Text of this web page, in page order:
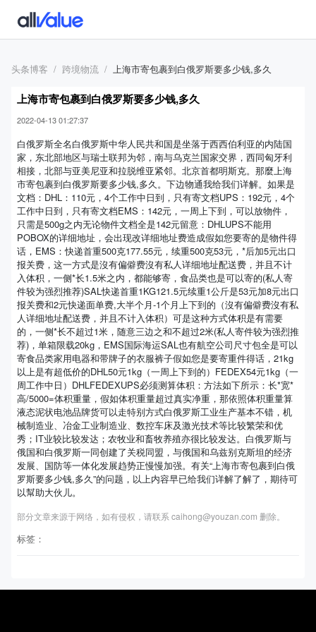
头条博客 跨境物流 上海市寄包裹到白俄罗斯要多少钱,多久
上海市寄包裹到白俄罗斯要多少钱,多久
2022-04-13 01:27:37
白俄罗斯全名白俄罗斯中华人民共和国是坐落于西西伯利亚的内陆国
家，东北部地区与瑞士联邦为邻，南与乌克兰国家交界，西同匈牙利
相接，北部与亚美尼亚和拉脱维亚紧邻。北京首都明斯克。那麼上海
市寄包裹到白俄罗斯要多少钱,多久。下边物通我给我们详解。如果是
文档：DHL：110元，4个工作中日到，只有寄文档UPS：192元，4个
工作中日到，只有寄文档EMS：142元，一周上下到，可以放物件，
只需是500g之内无论物件文档全是142元留意：DHLUPS不能用
POBOX的详细地址，会出现改详细地址费造成假如您要寄的是物件得
话，EMS：快递首重500克177.55元，续重500克53元，*后加5元出口
报关费，这一方式是沒有偏僻费沒有私人详细地址配送费，并且不计
入体积，一侧*长1.5米之内，都能够寄，食品类也是可以寄的(私人寄
件较为强烈推荐)SAL快递首重1KG121.5元续重1公斤是53元加8元出口
报关费和2元快递面单费,大半个月-1个月上下到的（沒有偏僻费沒有私
人详细地址配送费，并且不计入体积）可是这种方式体积是有需要
的，一侧*长不超过1米，随意三边之和不超过2米(私人寄件较为强烈推
荐)，单箱限载20kg，EMS国际海运SAL也有航空公司尺寸包全是可以
寄食品类家用电器和带牌子的衣服裤子假如您是要寄重件得话，21kg
以上是有超低价的DHL50元1kg（一周上下到的）FEDEX54元1kg（一
周工作中日）DHLFEDEXUPS必须测算体积：方法如下所示：长*宽*
高/5000=体积重量，假如体积重量超过真实净重，那依照体积重量算
液态泥状电池品牌货可以走特别方式白俄罗斯工业生产基本不错，机
械制造业、冶金工业制造业、数控车床及激光技术等比较繁荣和优
秀；IT业较比较发达；农牧业和畜牧养殖亦很比较发达。白俄罗斯与
俄国和白俄罗斯一同创建了关税同盟，与俄国和乌兹别克斯坦的经济
发展、国防等一体化发展趋势正慢慢加强。有关“上海市寄包裹到白俄
罗斯要多少钱,多久”的问题，以上内容早已给我们详解了解了，期待可
以幫助大伙儿。
部分文章来源于网络，如有侵权，请联系 caihong@youzan.com 删除。
标签：